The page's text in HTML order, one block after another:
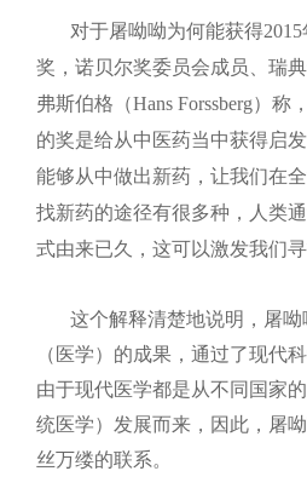
对于屠呦呦为何能获得2015
奖，诺贝尔奖委员会成员、瑞
弗斯伯格（Hans Forssberg）称
的奖是给从中医药当中获得启
能够从中做出新药，让我们在
找新药的途径有很多种，人类
式由来已久，这可以激发我们
这个解释清楚地说明，屠
（医学）的成果，通过了现代
由于现代医学都是从不同国家
统医学）发展而来，因此，屠
丝万缕的联系。